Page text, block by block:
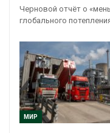
Черновой отчёт о
глобального
МИР